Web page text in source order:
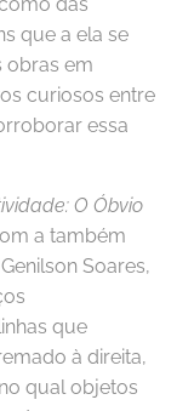
que a ela se
obras em
curiosos entre
essa
O Óbvio
a também
Soares,
que
à direita,
qual objetos